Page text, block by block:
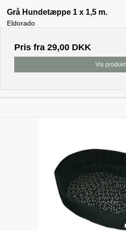
Grå Hundetæppe 1 x 1,5 m.
Eldorado
Pris fra 29,00 DKK
Vis produkt